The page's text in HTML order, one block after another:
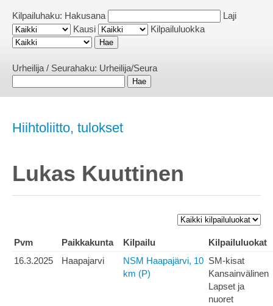
Kilpailuhaku: Hakusana
Laji
Kausi
Kilpailuluokka
Urheilija / Seurahaku: Urheilija/Seura
Hiihtoliitto, tulokset
Lukas Kuuttinen
Pvm Paikkakunta Kilpailu
Kilpailuluokat
16.3.2025
Haapajarvi
NSM Haapajärvi, 10
km (P)
SM-kisat
Kansainvälinen
Lapset ja
nuoret